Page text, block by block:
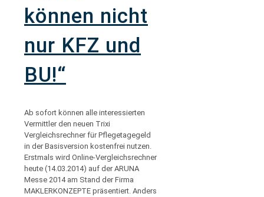
können nicht
nur KFZ und
BU!“
Ab sofort können alle interessierten
Vermittler den neuen Trixi
Vergleichsrechner für Pflegetagegeld
in der Basisversion kostenfrei nutzen.
Erstmals wird Online-Vergleichsrechner
heute (14.03.2014) auf der ARUNA
Messe 2014 am Stand der Firma
MAKLERKONZEPTE präsentiert. Anders